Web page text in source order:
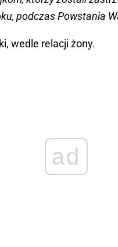
podczas Powstania
wedle relacji żony.
ad